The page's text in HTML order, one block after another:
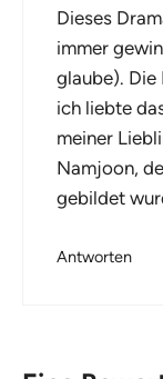
Dieses
immer
glaube). Die
ich liebte
meiner
Namjoon,
gebildet
Antworten